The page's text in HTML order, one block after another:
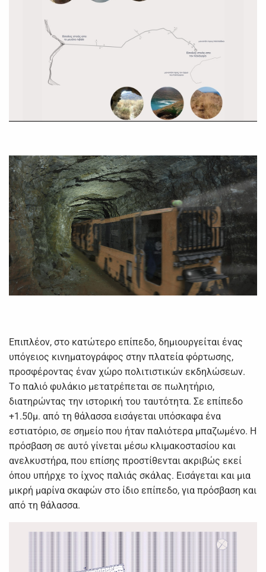
Επιπλέον, στο κατώτερο επίπεδο, δημιουργείται ένας
υπόγειος κινηματογράφος στην πλατεία φόρτωσης,
προσφέροντας έναν χώρο πολιτιστικών εκδηλώσεων.
Tο παλιό φυλάκιο μετατρέπεται σε πωλητήριο,
διατηρώντας την ιστορική του ταυτότητα. Σε επίπεδο
+1.50μ. από τη θάλασσα εισάγεται υπόσκαφα ένα
εστιατόριο, σε σημείο που ήταν παλιότερα μπαζωμένο. Η
πρόσβαση σε αυτό γίνεται μέσω κλιμακοστασίου και
ανελκυστήρα, που επίσης προστίθενται ακριβώς εκεί
όπου υπήρχε το ίχνος παλιάς σκάλας. Εισάγεται και μια
μικρή μαρίνα σκαφών στο ίδιο επίπεδο, για πρόσβαση και
από τη θάλασσα.